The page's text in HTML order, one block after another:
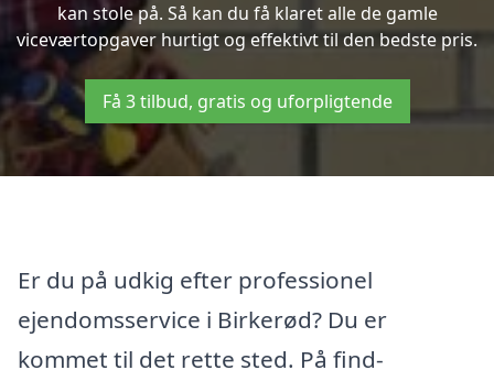
kan stole på. Så kan du få klaret alle de gamle
viceværtopgaver hurtigt og effektivt til den bedste pris.
Få 3 tilbud, gratis og uforpligtende
Er du på udkig efter professionel
ejendomsservice i Birkerød? Du er
kommet til det rette sted. På find-